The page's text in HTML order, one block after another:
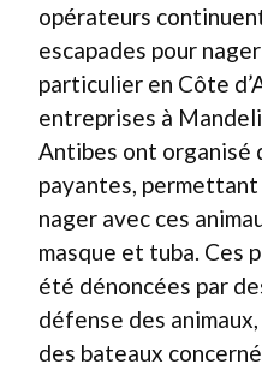
opérateurs
escapades pour
particulier en Côte
entreprises à
Antibes ont organisé
payantes,
nager avec ces
masque et tuba. Ces
été dénoncées par
défense des
des bateaux